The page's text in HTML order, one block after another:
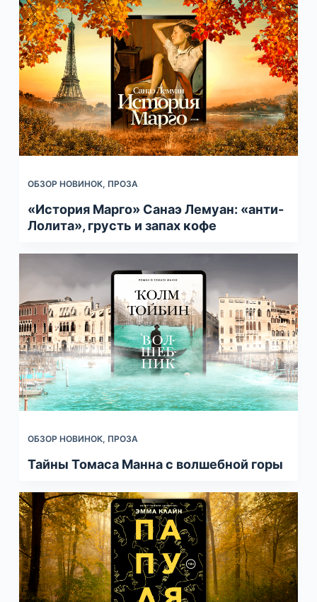
ОБЗОР НОВИНОК, ПРОЗА
«История Марго» Санаэ Лемуан: «анти-
Лолита», грусть и запах кофе
ОБЗОР НОВИНОК, ПРОЗА
Тайны Томаса Манна с волшебной горы